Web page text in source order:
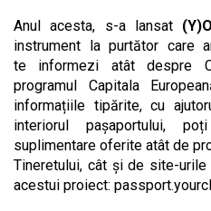
Anul acesta, s-a lansat
instrument la purtător care
te informezi atât despre
programul Capitala
informațiile tipărite, cu
interiorul pașaportului,
suplimentare oferite atât de
Tineretului, cât și de site-urile
acestui proiect: